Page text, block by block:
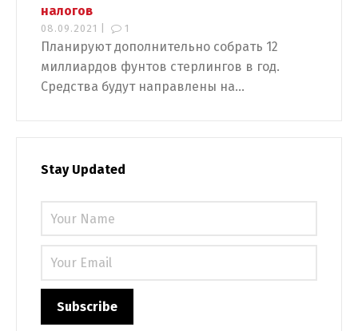
налогов
08.09.2021 | 1
Планируют дополнительно собрать 12
миллиардов фунтов стерлингов в год.
Средства будут направлены на...
Stay Updated
Switch The Language
Русский English